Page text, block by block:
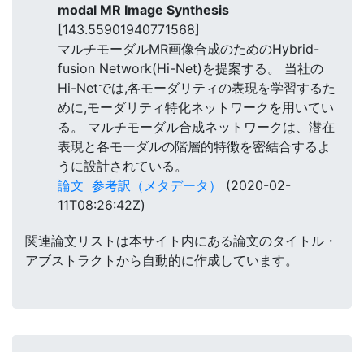
modal MR Image Synthesis
[143.55901940771568]
マルチモーダルMR画像合成のためのHybrid-
fusion Network(Hi-Net)を提案する。 当社の
Hi-Netでは,各モーダリティの表現を学習するた
めに,モーダリティ特化ネットワークを用いてい
る。 マルチモーダル合成ネットワークは、潜在
表現と各モーダルの階層的特徴を密結合するよ
うに設計されている。
論文 参考訳（メタデータ）
(2020-02-
11T08:26:42Z)
関連論文リストは本サイト内にある論文のタイトル・
アブストラクトから自動的に作成しています。